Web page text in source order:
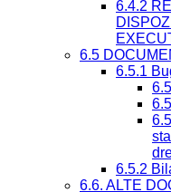
6.4.2
6.5
6.5.1
6.5.2
6.6. ALTE